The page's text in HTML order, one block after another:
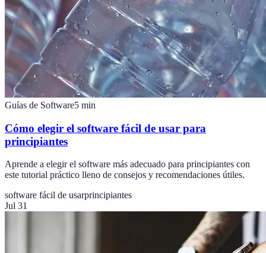
Guías de Software5 min
Cómo elegir el software fácil de usar para
principiantes
Aprende a elegir el software más adecuado para principiantes con
este tutorial práctico lleno de consejos y recomendaciones útiles.
software fácil de usarprincipiantes
Jul 31